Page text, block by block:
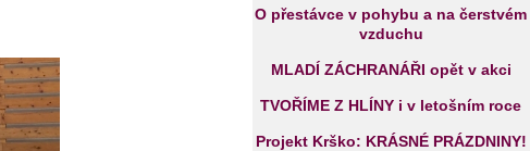
O přestávce v pohybu a na čerstvém
vzduchu
MLADÍ ZÁCHRANÁŘI opět v akci
TVOŘÍME Z HLÍNY i v letošním roce
Projekt Krško: KRÁSNÉ PRÁZDNINY!